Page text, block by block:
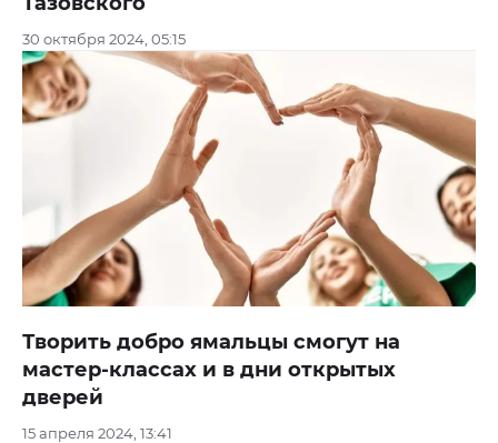
30 октября 2024, 05:15
Творить добро ямальцы смогут на
мастер-классах и в дни открытых
дверей
15 апреля 2024, 13:41